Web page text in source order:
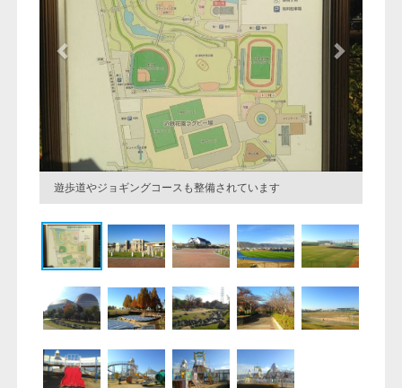
遊歩道やジョギングコースも整備されています